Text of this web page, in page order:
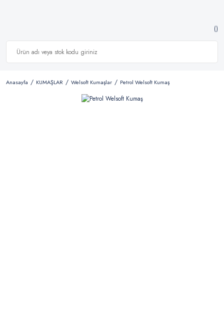
Anasayfa KUMAŞLAR Welsoft Kumaşlar Petrol Welsoft Kumaş